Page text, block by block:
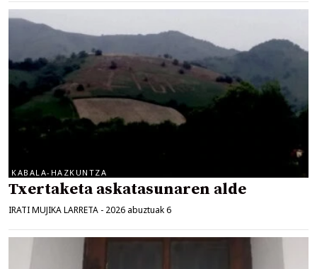
KABALA-HAZKUNTZA
Txertaketa askatasunaren alde
IRATI MUJIKA LARRETA - 2026 abuztuak 6